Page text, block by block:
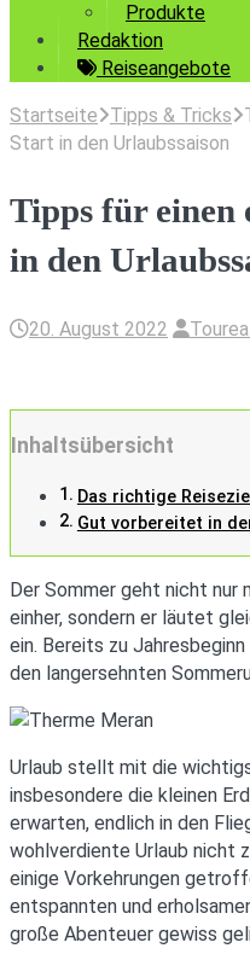
Produkte
Redaktion
Reiseangebote
Startseite Tipps & Tricks
Start in den Urlaubssaison
Tipps für einen
in den
20. August 2022
Inhaltsübersicht
Das richtige
Gut vorbereitet in
Der Sommer geht nicht nur
einher, sondern er läutet
ein. Bereits zu
den langersehnten
Urlaub stellt mit die
insbesondere die kleinen
erwarten, endlich in den
wohlverdiente Urlaub nicht
einige Vorkehrungen
entspannten und
große Abenteuer gewiss